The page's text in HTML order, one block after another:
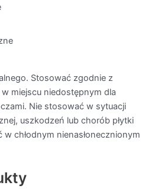
Stosować zgodnie z
miejscu niedostępnym dla
Nie stosować w sytuacji
uszkodzeń lub chorób płytki
chłodnym nienasłonecznionym